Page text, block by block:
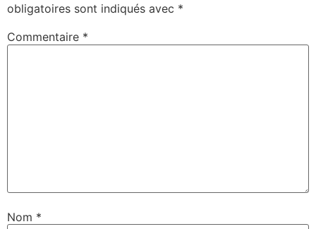
obligatoires sont indiqués avec *
Commentaire *
Nom *